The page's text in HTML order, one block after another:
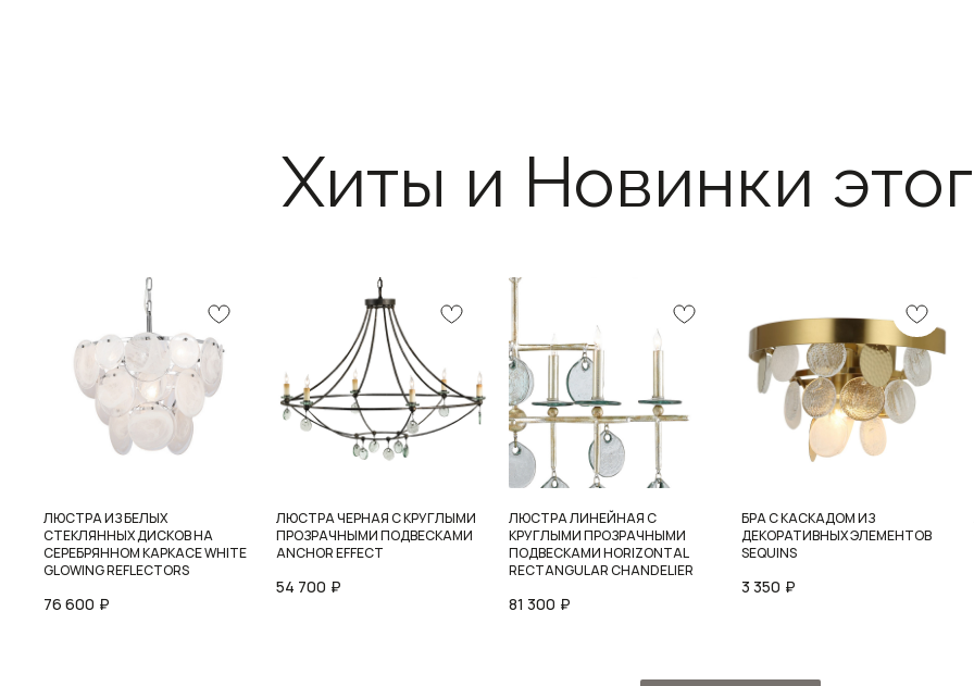
Хиты и Новинки
ЛЮСТРА ИЗ БЕЛЫХ
СТЕКЛЯННЫХ ДИСКОВ НА
СЕРЕБРЯННОМ КАРКАСЕ WHITE
GLOWING REFLECTORS
76 600 ₽
ЛЮСТРА ЧЕРНАЯ С КРУГЛЫМИ
ПРОЗРАЧНЫМИ ПОДВЕСКАМИ
ANCHOR EFFECT
54 700 ₽
ЛЮСТРА ЛИНЕЙНАЯ С
КРУГЛЫМИ ПРОЗРАЧНЫМИ
ПОДВЕСКАМИ HORIZONTAL
RECTANGULAR CHANDELIER
81 300 ₽
БРА С КАСКАДОМ ИЗ
ДЕКОРАТИВНЫХ ЭЛЕМЕНТОВ
SEQUINS
3 350 ₽